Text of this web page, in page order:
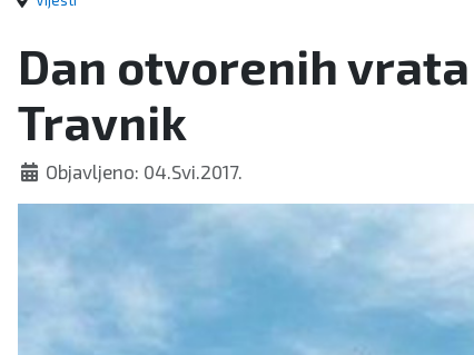
Dan otvorenih
Travnik
Objavljeno: 04.Svi.2017.